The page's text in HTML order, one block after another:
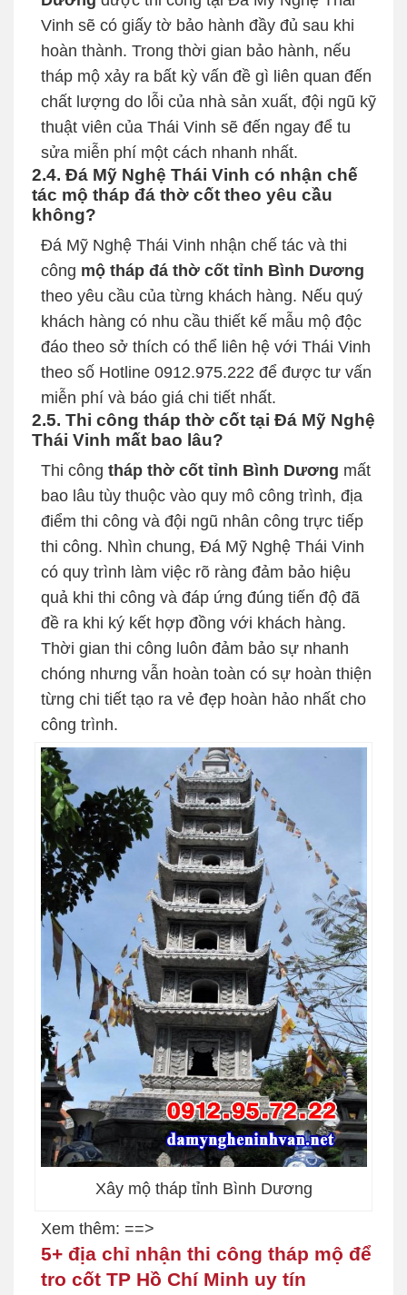
Vinh sẽ có giấy tờ bảo hành đầy đủ sau khi
hoàn thành. Trong thời gian bảo hành, nếu
tháp mộ xảy ra bất kỳ vấn đề gì liên quan đến
chất lượng do lỗi của nhà sản xuất, đội ngũ kỹ
thuật viên của Thái Vinh sẽ đến ngay để tu
sửa miễn phí một cách nhanh nhất.
2.4. Đá Mỹ Nghệ Thái Vinh có nhận chế
tác mộ tháp đá thờ cốt theo yêu cầu
không?
Đá Mỹ Nghệ Thái Vinh nhận chế tác và thi
công mộ tháp đá thờ cốt tỉnh Bình Dương
theo yêu cầu của từng khách hàng. Nếu quý
khách hàng có nhu cầu thiết kế mẫu mộ độc
đáo theo sở thích có thể liên hệ với Thái Vinh
theo số Hotline 0912.975.222 để được tư vấn
miễn phí và báo giá chi tiết nhất.
2.5. Thi công tháp thờ cốt tại Đá Mỹ Nghệ
Thái Vinh mất bao lâu?
Thi công tháp thờ cốt tỉnh Bình Dương mất
bao lâu tùy thuộc vào quy mô công trình, địa
điểm thi công và đội ngũ nhân công trực tiếp
thi công. Nhìn chung, Đá Mỹ Nghệ Thái Vinh
có quy trình làm việc rõ ràng đảm bảo hiệu
quả khi thi công và đáp ứng đúng tiến độ đã
đề ra khi ký kết hợp đồng với khách hàng.
Thời gian thi công luôn đảm bảo sự nhanh
chóng nhưng vẫn hoàn toàn có sự hoàn thiện
từng chi tiết tạo ra vẻ đẹp hoàn hảo nhất cho
công trình.
Xây mộ tháp tỉnh Bình Dương
Xem thêm: ==>
5+ địa chỉ nhận thi công tháp mộ để
tro cốt TP Hồ Chí Minh uy tín